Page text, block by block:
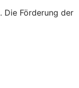
Die Förderung der